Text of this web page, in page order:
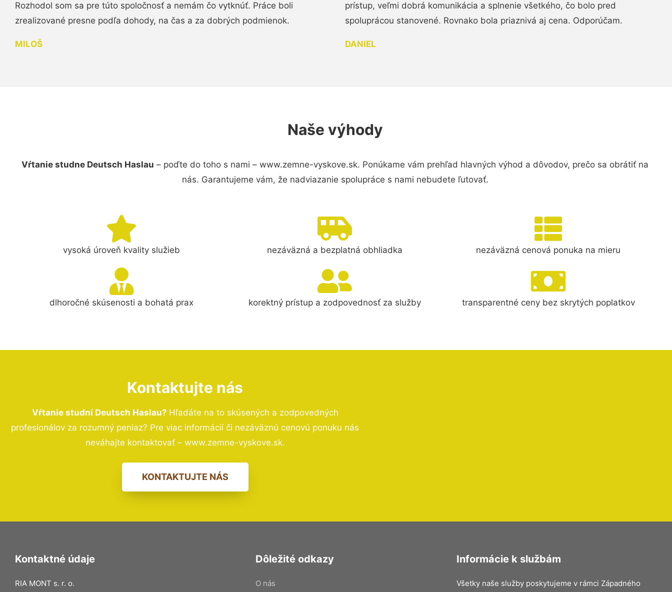
Rozhodol som sa pre túto spoločnosť a nemám čo vytknúť. Práce boli
zrealizované presne podľa dohody, na čas a za dobrých podmienok.
MILOŠ
prístup, veľmi dobrá komunikácia a splnenie všetkého, čo bolo pred
spoluprácou stanovené. Rovnako bola priaznivá aj cena. Odporúčam.
DANIEL
Naše výhody
Vŕtanie studne Deutsch Haslau – poďte do toho s nami – www.zemne-vyskove.sk. Ponúkame vám prehľad hlavných výhod a dôvodov, prečo sa obrátiť na
nás. Garantujeme vám, že nadviazanie spolupráce s nami nebudete ľutovať.
vysoká úroveň kvality služieb nezáväzná a bezplatná obhliadka nezáväzná cenová ponuka na mieru
dlhoročné skúsenosti a bohatá prax korektný prístup a zodpovednosť za služby transparentné ceny bez skrytých poplatkov
Kontaktujte nás
Vŕtanie studní Deutsch Haslau? Hľadáte na to skúsených a zodpovedných
profesionálov za rozumný peniaz? Pre viac informácií či nezáväznú cenovú ponuku nás
neváhajte kontaktovať – www.zemne-vyskove.sk.
KONTAKTUJTE NÁS
Kontaktné údaje
RIA MONT s. r. o.
Dôležité odkazy
O nás
Informácie k službám
Všetky naše služby poskytujeme v rámci Západného